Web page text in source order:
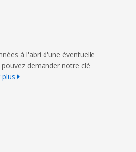
à l'abri d'une éventuelle
demander notre clé
plus